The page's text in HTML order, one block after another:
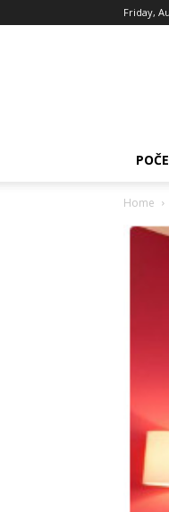
Friday,
Home